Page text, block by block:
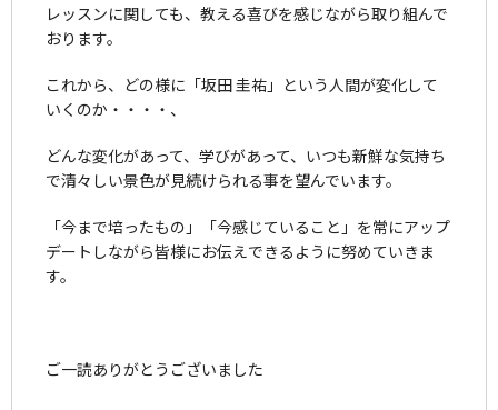
レッスンに関しても、教える喜びを感じながら取り組んで
おります。
これから、どの様に「坂田 圭祐」という人間が変化して
いくのか・・・・、
どんな変化があって、学びがあって、いつも新鮮な気持ち
で清々しい景色が見続けられる事を望んでいます。
「今まで培ったもの」「今感じていること」を常にアップ
デートしながら皆様にお伝えできるように努めていきま
す。
ご一読ありがとうございました